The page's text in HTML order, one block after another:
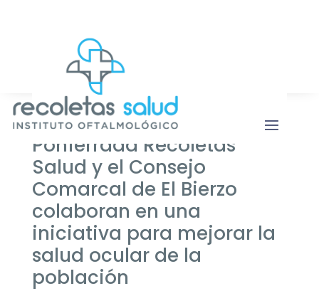
Unidad Móvil: Clínica
Ponferrada Recoletas
Salud y el Consejo
Comarcal de El Bierzo
colaboran en una
iniciativa para mejorar la
salud ocular de la
población